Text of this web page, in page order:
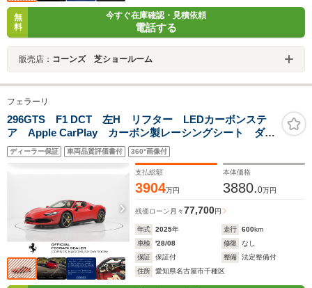
無
料
今すぐ在庫確認・見積依頼
電話する
販売店： コーンズ 芝ショールーム
フェラーリ
296GTS F1 DCT 左H リフター LEDカーボンステ
ア Apple CarPlay カーボン製レーシングシート ダイ
ヤモンドカット鍛造20AW
ディーラー保証 車両品質評価書付 360°画像付
支払総額
3904万円
本体価格
3880.0万円
残価ローン 月々77,700円
年式 2025年 走行 600km
車検
'28/08 修復
なし
保証
保証付 整備
法定整備付
住所
愛知県名古屋市千種区